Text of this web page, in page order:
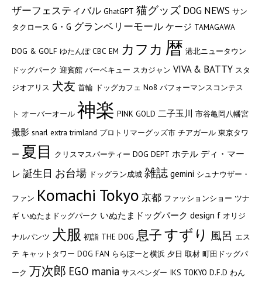
ザーフェスティバル GhatGPT 猫グッズ DOG NEWS サン
タクロース G・G グランベリーモール ケージ TAMAGAWA
DOG & GOLF ゆたんぽ CBC EM カフカ 暦 港北ニュータウン
ドッグパーク 迎賓館 バーベキュー スカジャン VIVA & BATTY スタ
ジオアリス 犬友 首輪 ドッグカフェ No8 パフォーマンスコンテス
ト オーバーオール 神楽 PINK GOLD 二子玉川 市谷亀岡八幡宮
撮影 snarl extra trimland プロトリマーグッズ市 チアガール 東京タワ
ー 夏目 クリスマスパーティー DOG DEPT ホテル ディ・マー
レ 誕生日 お台場 ドッグラン成城 雑誌 gemini シュナウザー・
ファン Komachi Tokyo 京都 ファッションショー ツナ
ギ いぬたまドッグパーク いぬたまドッグパーク design f オリジ
ナルパンツ 犬服 初詣 THE DOG 息子すずり 風呂 エス
テ キャットタワー DOG FAN ららぽーと横浜 夕日 取材 町田ドッグパ
ーク 万次郎 EGO mania サスペンダー IKS TOKYO D.F.D わん